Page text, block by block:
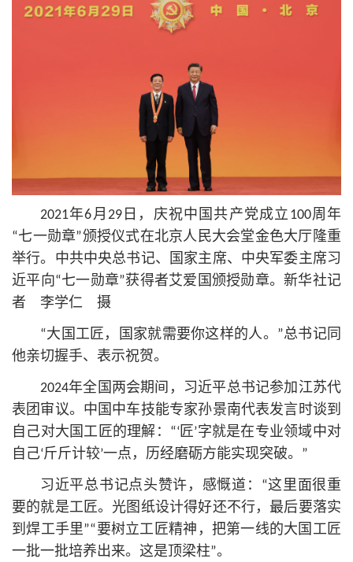
2021年6月29日，庆祝中国共产党成立100周年
“七一勋章”颁授仪式在北京人民大会堂金色大厅隆重
举行。中共中央总书记、国家主席、中央军委主席习
近平 向“七一勋章”获得者艾爱国颁授勋章。新华社记
者 李学仁 摄
“大国工匠，国家就需要你这样的人。”总书记 同
他亲切握手、表示祝贺。
2024年全国两会期间，习近平总书记参加江苏代
表团审议。中国中车技能专家孙景南代表发言时谈到
自己对大国工匠的理解：“‘匠’字就是在专业领域中对
自己‘斤斤计较’一点，历经磨砺方能实现突破。”
习近平总书记点头赞许，感慨道：“这里面很重
要的就是工匠。光图纸设计得好还不行，最后要落实
到焊工手里”“要树立工匠精神，把第一线的大国工匠
一批一批培养出来。这是顶梁柱”。